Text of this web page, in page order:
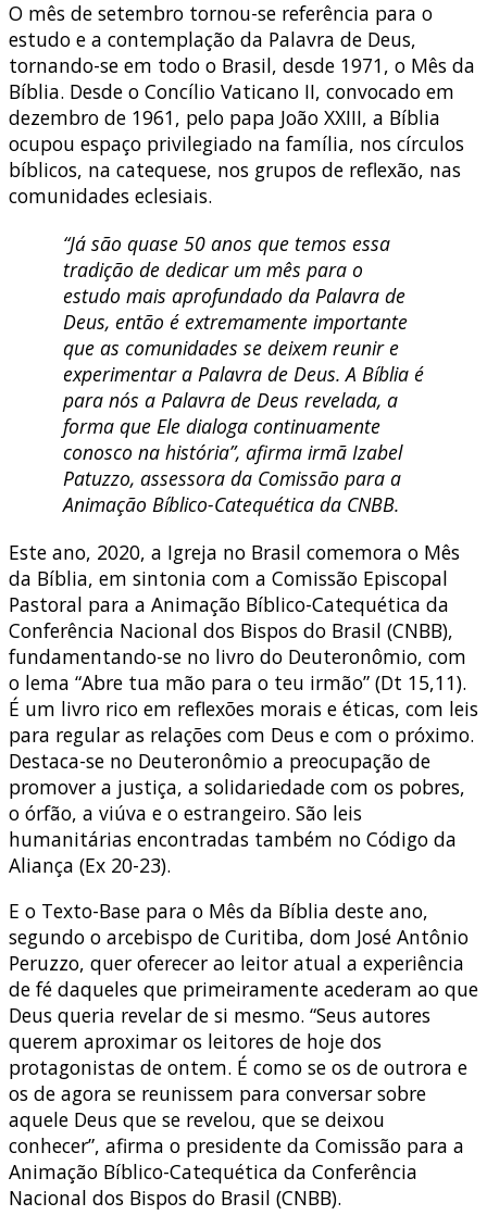
O mês de setembro tornou-se referência para o
estudo e a contemplação da Palavra de Deus,
tornando-se em todo o Brasil, desde 1971, o Mês da
Bíblia. Desde o Concílio Vaticano II, convocado em
dezembro de 1961, pelo papa João XXIII, a Bíblia
ocupou espaço privilegiado na família, nos círculos
bíblicos, na catequese, nos grupos de reflexão, nas
comunidades eclesiais.
“Já são quase 50 anos que temos essa
tradição de dedicar um mês para o
estudo mais aprofundado da Palavra de
Deus, então é extremamente importante
que as comunidades se deixem reunir e
experimentar a Palavra de Deus. A Bíblia é
para nós a Palavra de Deus revelada, a
forma que Ele dialoga continuamente
conosco na história”, afirma irmã Izabel
Patuzzo, assessora da Comissão para a
Animação Bíblico-Catequética da CNBB.
Este ano, 2020, a Igreja no Brasil comemora o Mês
da Bíblia, em sintonia com a Comissão Episcopal
Pastoral para a Animação Bíblico-Catequética da
Conferência Nacional dos Bispos do Brasil (CNBB),
fundamentando-se no livro do Deuteronômio, com
o lema “Abre tua mão para o teu irmão” (Dt 15,11).
É um livro rico em reflexões morais e éticas, com leis
para regular as relações com Deus e com o próximo.
Destaca-se no Deuteronômio a preocupação de
promover a justiça, a solidariedade com os pobres,
o órfão, a viúva e o estrangeiro. São leis
humanitárias encontradas também no Código da
Aliança (Ex 20-23).
E o Texto-Base para o Mês da Bíblia deste ano,
segundo o arcebispo de Curitiba, dom José Antônio
Peruzzo, quer oferecer ao leitor atual a experiência
de fé daqueles que primeiramente acederam ao que
Deus queria revelar de si mesmo. “Seus autores
querem aproximar os leitores de hoje dos
protagonistas de ontem. É como se os de outrora e
os de agora se reunissem para conversar sobre
aquele Deus que se revelou, que se deixou
conhecer”, afirma o presidente da Comissão para a
Animação Bíblico-Catequética da Conferência
Nacional dos Bispos do Brasil (CNBB).